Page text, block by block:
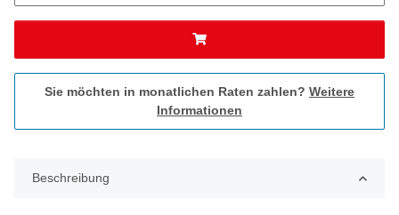
Sie möchten in monatlichen Raten zahlen? Weitere
Informationen
Beschreibung